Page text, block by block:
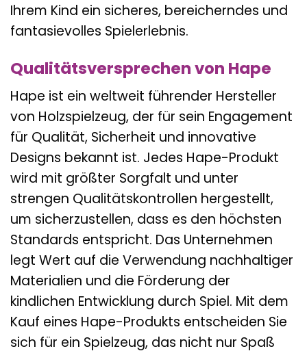
Ihrem Kind ein sicheres, bereicherndes und
fantasievolles Spielerlebnis.
Qualitätsversprechen von Hape
Hape ist ein weltweit führender Hersteller
von Holzspielzeug, der für sein Engagement
für Qualität, Sicherheit und innovative
Designs bekannt ist. Jedes Hape-Produkt
wird mit größter Sorgfalt und unter
strengen Qualitätskontrollen hergestellt,
um sicherzustellen, dass es den höchsten
Standards entspricht. Das Unternehmen
legt Wert auf die Verwendung nachhaltiger
Materialien und die Förderung der
kindlichen Entwicklung durch Spiel. Mit dem
Kauf eines Hape-Produkts entscheiden Sie
sich für ein Spielzeug, das nicht nur Spaß